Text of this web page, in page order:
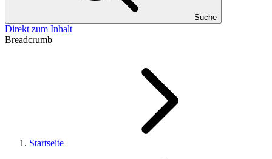
Suche
Direkt zum Inhalt
Breadcrumb
Startseite